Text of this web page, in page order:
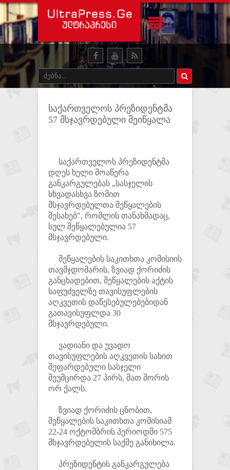
საქართველოს პრეზიდენტმა
57 მსჯავრდებული შეიწყალა
საქართველოს პრეზიდენტმა
დღეს ხელი მოაწერა
განკარგულებას „სასჯელის
სხვადასხვა ზომით
მსჯავრდებულთა შეწყალების
შესახებ", რომლის თანახმადაც,
სულ შეწყალებულია 57
მსჯავრდებული.
შეწყალების საკითხთა კომისიის
თავმჯდომარის, ზვიად ქორიძის
განცხადებით, შეწყალების აქტის
საფუძველზე თავისუფლების
აღკვეთის დაწესებულებებიდან
გათავისუფლდა 30
მსჯავრდებული.
ვადიანი და უვადო
თავისუფლების აღკვეთის სახით
შეფარდებული სასჯელი
შეუმცირდა 27 პირს, მათ შორის
ორ ქალს.
ზვიად ქორიძის ცნობით,
შეწყალების საკითხთა კომისიამ
22-24 ოქტომბრის პერიოდში 575
მსჯავრდებულის საქმე განიხილა.
პრეზიდენტის განკარგულება